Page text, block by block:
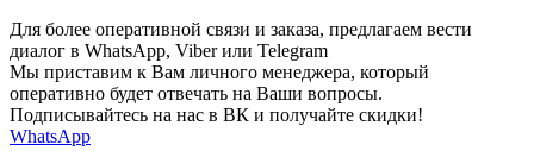
Для более оперативной связи и заказа, предлагаем вести
диалог в WhatsApp, Viber или Telegram
Мы приставим к Вам личного менеджера, который
оперативно будет отвечать на Ваши вопросы.
Подписывайтесь на нас в ВК и получайте скидки!
WhatsApp